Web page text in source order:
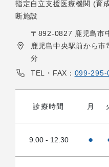
指定自立支援医療機関 (育
断施設
〒892-0827 鹿児島市
鹿児島中央駅前から
分
TEL・FAX： 099-295-
診療時間 月
9:00 - 12:30 ●